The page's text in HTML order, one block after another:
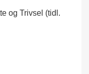
og Trivsel (tidl.